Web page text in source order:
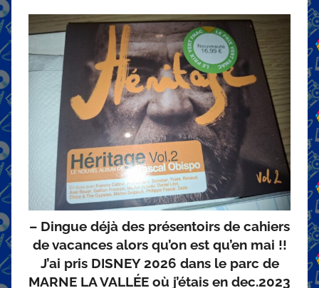
– Dingue déjà des présentoirs de cahiers
de vacances alors qu’on est qu’en mai !!
J’ai pris DISNEY 2026 dans le parc de
MARNE LA VALLÉE où j’étais en dec.2023